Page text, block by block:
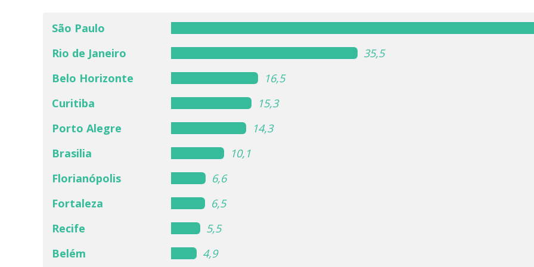
São Paulo
Rio de Janeiro
35,5
Belo Horizonte
16,5
Curitiba
15,3
Porto Alegre
14,3
Brasilia
10,1
Florianópolis
6,6
Fortaleza
6,5
Recife
5,5
Belém
4,9